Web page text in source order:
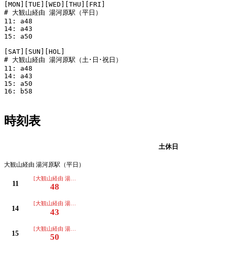
[MON][TUE][WED][THU][FRI]
# 大観山経由 湯河原駅（平日）
11: a48
14: a43
15: a50
[SAT][SUN][HOL]
# 大観山経由 湯河原駅（土･日･祝日）
11: a48
14: a43
15: a50
16: b58
時刻表
土休日
大観山経由 湯河原駅（平日）
11
[大観山経由 湯河原駅]
48
14
[大観山経由 湯河原駅]
43
15
[大観山経由 湯河原駅]
50